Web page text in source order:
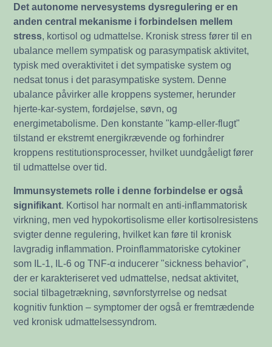
Det autonome nervesystems dysregulering er en
anden central mekanisme i forbindelsen mellem
stress, kortisol og udmattelse. Kronisk stress fører til en
ubalance mellem sympatisk og parasympatisk aktivitet,
typisk med overaktivitet i det sympatiske system og
nedsat tonus i det parasympatiske system. Denne
ubalance påvirker alle kroppens systemer, herunder
hjerte-kar-system, fordøjelse, søvn, og
energimetabolisme. Den konstante "kamp-eller-flugt"
tilstand er ekstremt energikrævende og forhindrer
kroppens restitutionsprocesser, hvilket uundgåeligt fører
til udmattelse over tid.
Immunsystemets rolle i denne forbindelse er også
signifikant . Kortisol har normalt en anti-inflammatorisk
virkning, men ved hypokortisolisme eller kortisolresistens
svigter denne regulering, hvilket kan føre til kronisk
lavgradig inflammation. Proinflammatoriske cytokiner
som IL-1, IL-6 og TNF-α inducerer "sickness behavior",
der er karakteriseret ved udmattelse, nedsat aktivitet,
social tilbagetrækning, søvnforstyrrelse og nedsat
kognitiv funktion – symptomer der også er fremtrædende
ved kronisk udmattelsessyndrom.